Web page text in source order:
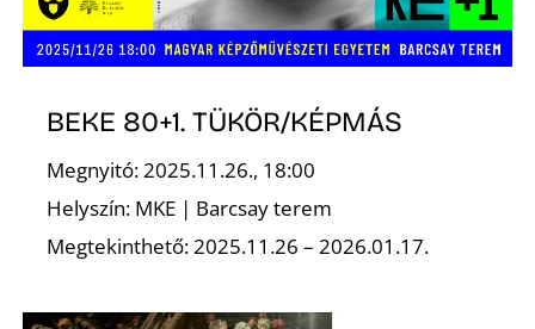
BEKE 80+1. TÜKÖR/KÉPMÁS
Megnyitó: 2025.11.26., 18:00
Helyszín: MKE | Barcsay terem
Megtekinthető: 2025.11.26 – 2026.01.17.